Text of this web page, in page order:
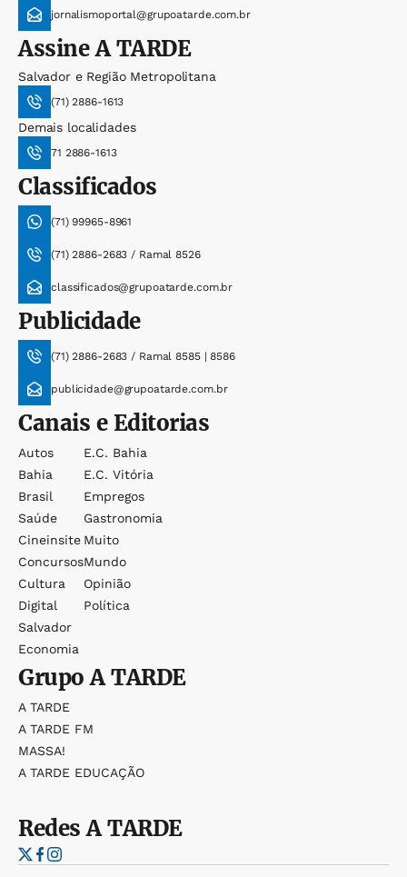
jornalismoportal@grupoatarde.com.br
AssineA TARDE
Salvador e Região Metropolitana
(71) 2886-1613
Demais localidades
71 2886-1613
Classificados
(71) 99965-8961
(71) 2886-2683 / Ramal 8526
classificados@grupoatarde.com.br
Publicidade
(71) 2886-2683 / Ramal 8585 | 8586
publicidade@grupoatarde.com.br
Canais e Editorias
Autos
Bahia
Brasil
Saúde
Cineinsite
Concursos
Cultura
Digital
Salvador
Economia
E.c. Bahia
E.c. Vitória
Empregos
Gastronomia
Muito
Mundo
Opinião
Política
GrupoA TARDE
A TARDE
A TARDE FM
MASSA!
A TARDE EDUCAÇÃO
RedesA TARDE